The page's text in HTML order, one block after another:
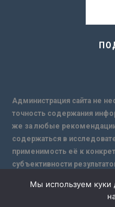
Администрация сайта не
точность содержания
же за любые
содержаться в
применимость её к
субъективности
надежной защиты
Мы используем куки